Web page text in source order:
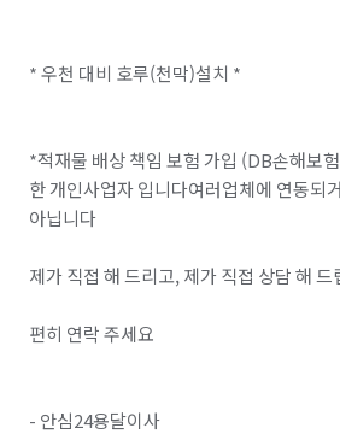
* 우천 대비 호루(천막)설치 *
*적재물 배상 책임 보험 가입 (DB손해보
한 개인사업자 입니다여러업체에 연동되
아닙니다
제가 직접 해 드리고, 제가 직접 상담 해 드
편히 연락 주세요
- 안심24용달이사